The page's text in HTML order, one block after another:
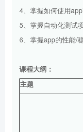
4、掌握如何使用
5、掌握自动化测试
6、掌握app的性能/
课程大纲：
主题